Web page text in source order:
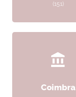
(151)
Coimbra